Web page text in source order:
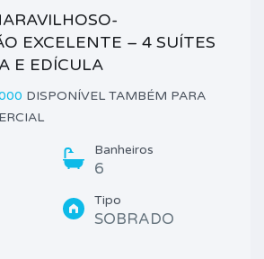
EXCELENTE – 4 SUÍTES
E EDÍCULA
DISPONÍVEL TAMBÉM PARA
Banheiros
6
Tipo
SOBRADO